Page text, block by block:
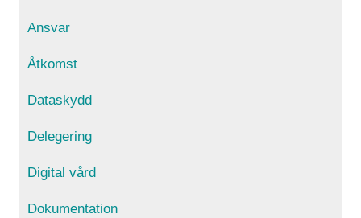
Ansvar
Åtkomst
Dataskydd
Delegering
Digital vård
Dokumentation